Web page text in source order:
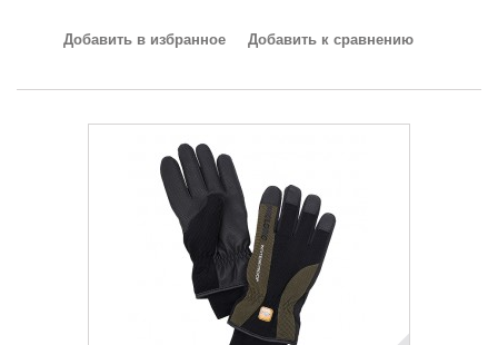
Добавить в избранное Добавить к сравнению